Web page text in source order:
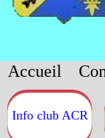
Accueil
Info club ACR